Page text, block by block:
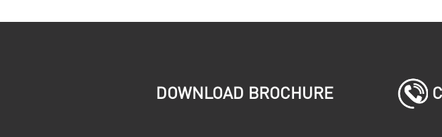
DOWNLOAD BROCHURE